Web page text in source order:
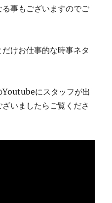
事もございますのでご
けお仕事的な時事ネタ
Youtubeにスタッフが出
いましたらご覧くださ